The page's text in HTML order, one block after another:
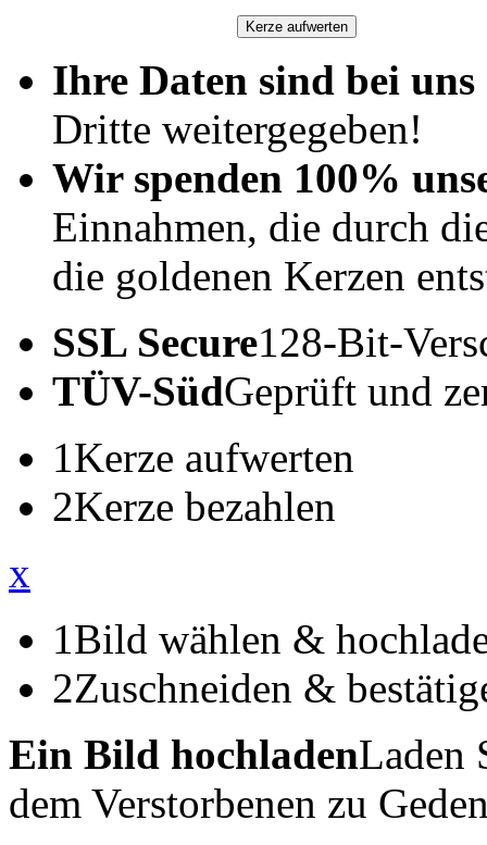
Ihre Daten sind bei uns
Dritte weitergegeben!
Wir spenden 100%
Einnahmen, die durch
die goldenen Kerzen
SSL Secure128-Bit-
TÜV-SüdGeprüft und
1Kerze aufwerten
2Kerze bezahlen
x
1Bild wählen &
2Zuschneiden &
Ein Bild hochladenLaden
dem Verstorbenen zu